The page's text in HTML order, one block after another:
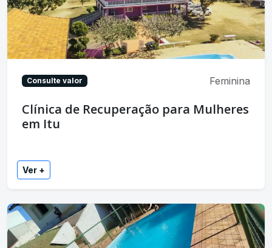
Consulte valor Feminina
Clínica de Recuperação para Mulheres
em Itu
Ver +